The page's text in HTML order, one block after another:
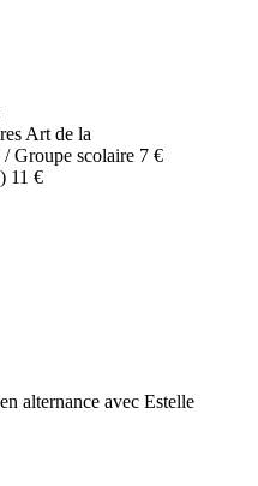
Art de la
Groupe scolaire 7 €
11 €
alternance avec Estelle